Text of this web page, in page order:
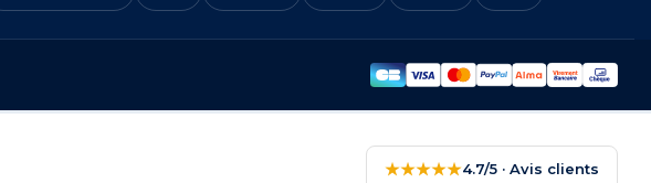
★★★★★4.7/5 · Avis clients